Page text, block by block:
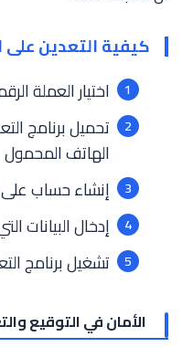
كيفية التعدين على
اختيار العملة
تحميل برنامج
الهاتف المحمول
إنشاء حساب
إدخال البيانات
تشغيل برنامج
الأمان في التوقيع